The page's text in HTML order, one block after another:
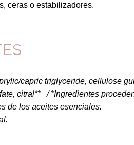
ceras o estabilizadores.
capric triglyceride, cellulose
citral** /*Ingredientes
de los aceites esenciales.